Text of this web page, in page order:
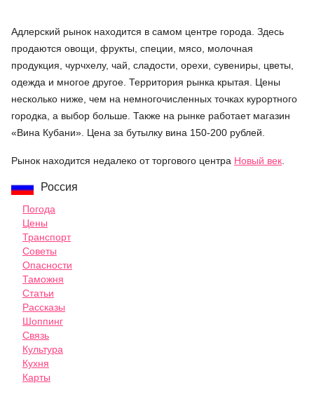
Адлерский рынок находится в самом центре города. Здесь
продаются овощи, фрукты, специи, мясо, молочная
продукция, чурчхелу, чай, сладости, орехи, сувениры, цветы,
одежда и многое другое. Территория рынка крытая. Цены
несколько ниже, чем на немногочисленных точках курортного
городка, а выбор больше. Также на рынке работает магазин
«Вина Кубани». Цена за бутылку вина 150-200 рублей.
Рынок находится недалеко от торгового центра Новый век.
Россия
Погода
Цены
Транспорт
Советы
Опасности
Таможня
Статьи
Рассказы
Шоппинг
Связь
Культура
Кухня
Карты